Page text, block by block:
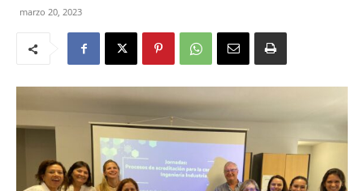
marzo 20, 2023